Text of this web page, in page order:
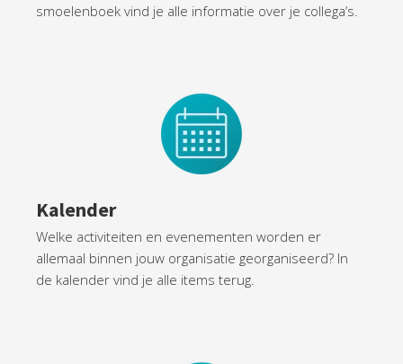
smoelenboek vind je alle informatie over je collega’s.
Kalender
Welke activiteiten en evenementen worden er
allemaal binnen jouw organisatie georganiseerd? In
de kalender vind je alle items terug.